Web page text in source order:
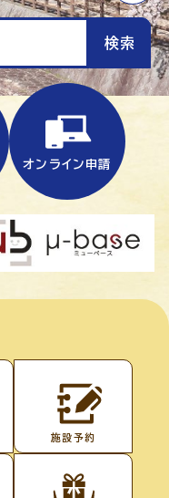
オンライン申請
施設予約